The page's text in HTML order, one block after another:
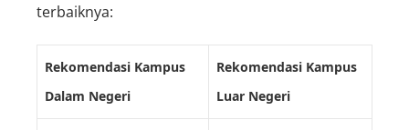
terbaiknya:
Rekomendasi Kampus
Dalam Negeri
Rekomendasi Kampus
Luar Negeri